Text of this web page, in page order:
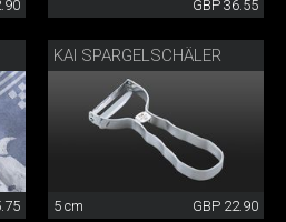
GBP 36.55
KAI SPARGELSCHÄLER
5 cm GBP 22.90